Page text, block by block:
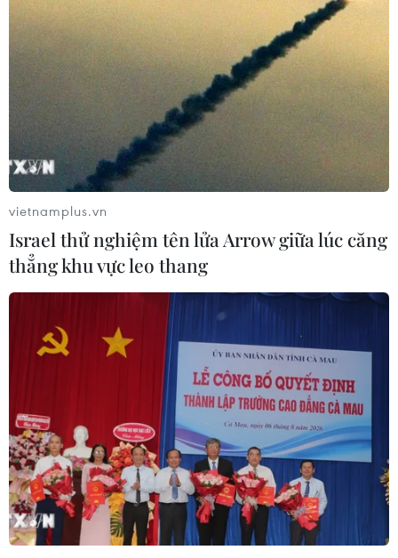
vietnamplus.vn
Israel thử nghiệm tên lửa Arrow giữa lúc căng
thẳng khu vực leo thang